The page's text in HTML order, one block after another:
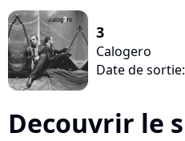
3
Calogero
Date de
Decouvrir le